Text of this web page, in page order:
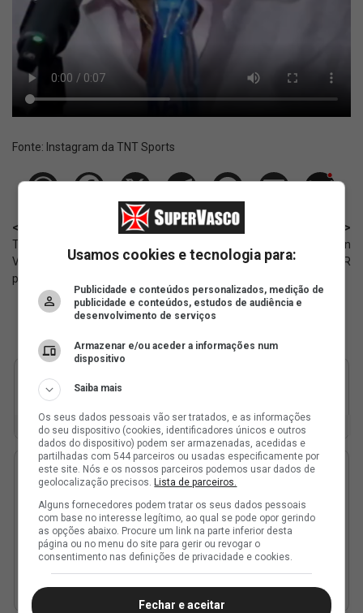
Fonte: Instagram da TNT Sports
< Anterior
Torcedor analisa a vitória do
Vasco sobre o Athletico-PR: 'Me
pareceu justa'
Próximo >
Números de Robert Renan
contra o Athletico-PR
Usamos cookies e tecnologia para:
Publicidade e conteúdos personalizados, medição de
publicidade e conteúdos, estudos de audiência e
desenvolvimento de serviços
Armazenar e/ou aceder a informações num
dispositivo
Saiba mais
Os seus dados pessoais vão ser tratados, e as informações
do seu dispositivo (cookies, identificadores únicos e outros
dados do dispositivo) podem ser armazenadas, acedidas e
partilhadas com 544 parceiros ou usadas especificamente por
este site. Nós e os nossos parceiros podemos usar dados de
geolocalização precisos. Lista de parceiros.
Alguns fornecedores podem tratar os seus dados pessoais
com base no interesse legítimo, ao qual se pode opor gerindo
as opções abaixo. Procure um link na parte inferior desta
página ou no menu do site para gerir ou revogar o
consentimento nas definições de privacidade e cookies.
Fechar e aceitar